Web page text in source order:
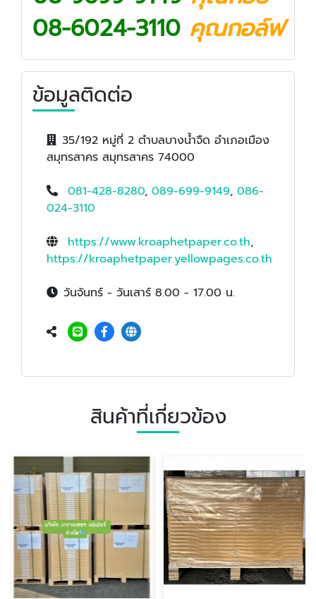
08-6024-3110​ คุณกอล์ฟ
ข้อมูลติดต่อ
35/192 หมู่ที่ 2 ตำบลบางน้ำจืด อำเภอเมือง
สมุทรสาคร สมุทรสาคร 74000
081-428-8280, 089-699-9149, 086-
024-3110
https://www.kroaphetpaper.co.th,
https://kroaphetpaper.yellowpages.co.th
วันจันทร์ - วันเสาร์ 8.00 - 17.00 น.
สินค้าที่เกี่ยวข้อง